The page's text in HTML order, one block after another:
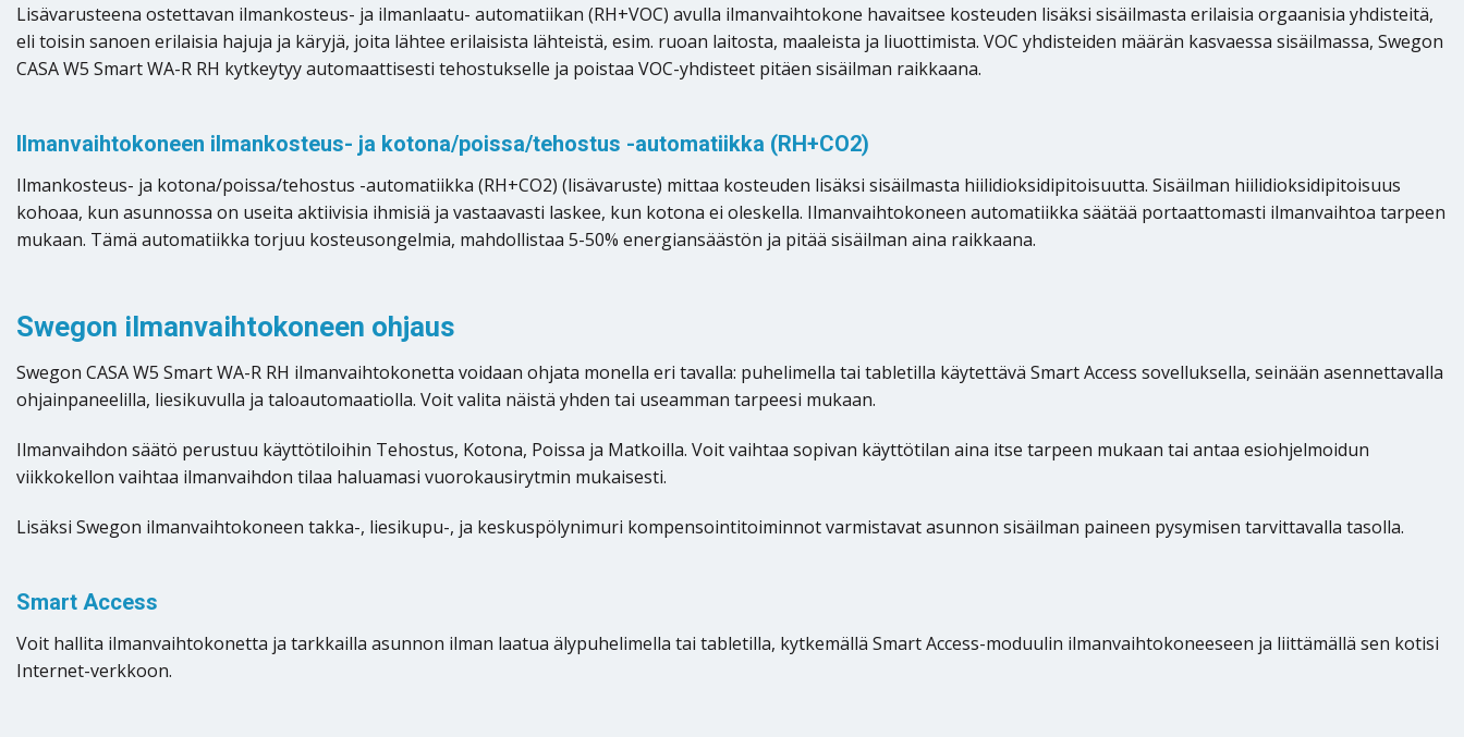
Lisävarusteena ostettavan ilmankosteus- ja ilmanlaatu- automatiikan (RH+VOC) avulla ilmanvaihtokone havaitsee kosteuden lisäksi sisäilmasta erilaisia orgaanisia yhdisteitä,
eli toisin sanoen erilaisia hajuja ja käryjä, joita lähtee erilaisista lähteistä, esim. ruoan laitosta, maaleista ja liuottimista. VOC yhdisteiden määrän kasvaessa sisäilmassa, Swegon
CASA W5 Smart WA-R RH kytkeytyy automaattisesti tehostukselle ja poistaa VOC-yhdisteet pitäen sisäilman raikkaana.
Ilmanvaihtokoneen ilmankosteus- ja kotona/poissa/tehostus -automatiikka (RH+CO2)
Ilmankosteus- ja kotona/poissa/tehostus -automatiikka (RH+CO2) (lisävaruste) mittaa kosteuden lisäksi sisäilmasta hiilidioksidipitoisuutta. Sisäilman hiilidioksidipitoisuus
kohoaa, kun asunnossa on useita aktiivisia ihmisiä ja vastaavasti laskee, kun kotona ei oleskella. Ilmanvaihtokoneen automatiikka säätää portaattomasti ilmanvaihtoa tarpeen
mukaan. Tämä automatiikka torjuu kosteusongelmia, mahdollistaa 5-50% energiansäästön ja pitää sisäilman aina raikkaana.
Swegon ilmanvaihtokoneen ohjaus
Swegon CASA W5 Smart WA-R RH ilmanvaihtokonetta voidaan ohjata monella eri tavalla: puhelimella tai tabletilla käytettävä Smart Access sovelluksella, seinään asennettavalla
ohjainpaneelilla, liesikuvulla ja taloautomaatiolla. Voit valita näistä yhden tai useamman tarpeesi mukaan.
Ilmanvaihdon säätö perustuu käyttötiloihin Tehostus, Kotona, Poissa ja Matkoilla. Voit vaihtaa sopivan käyttötilan aina itse tarpeen mukaan tai antaa esiohjelmoidun
viikkokellon vaihtaa ilmanvaihdon tilaa haluamasi vuorokausirytmin mukaisesti.
Lisäksi Swegon ilmanvaihtokoneen takka-, liesikupu-, ja keskuspölynimuri kompensointitoiminnot varmistavat asunnon sisäilman paineen pysymisen tarvittavalla tasolla.
Smart Access
Voit hallita ilmanvaihtokonetta ja tarkkailla asunnon ilman laatua älypuhelimella tai tabletilla, kytkemällä Smart Access-moduulin ilmanvaihtokoneeseen ja liittämällä sen kotisi
Internet-verkkoon.